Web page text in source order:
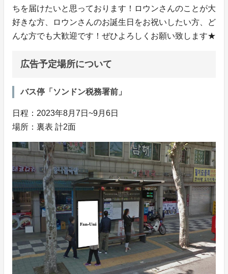
ちを届けたいと思っております！ロウンさんのことが大
好きな方、ロウンさんのお誕生日をお祝いしたい方、ど
んな方でも大歓迎です！ぜひよろしくお願い致します★
広告予定場所について
バス停「ソンドン税務署前」
日程：2023年8月7日~9月6日
場所：裏表 計2面